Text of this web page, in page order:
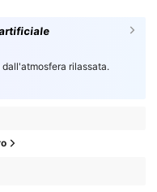
rilassata.